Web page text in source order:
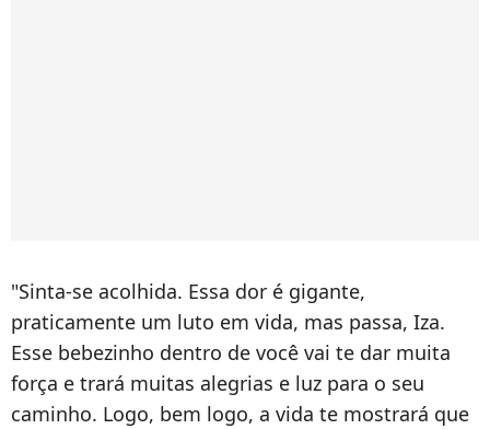
"Sinta-se acolhida. Essa dor é gigante,
praticamente um luto em vida, mas passa, Iza.
Esse bebezinho dentro de você vai te dar muita
força e trará muitas alegrias e luz para o seu
caminho. Logo, bem logo, a vida te mostrará que